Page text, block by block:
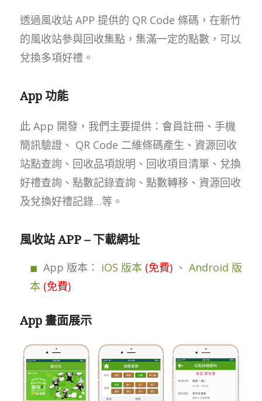
透過風收站 APP 提供的 QR Code 條碼，在新竹
的風收站參與回收集點，集滿一定的點數，可以
兌換多項好禮。
App 功能
此 App 開發，我們主要提供：會員註冊、手機
簡訊驗證、 QR Code 二維條碼產生、資源回收
站點查詢、回收品項說明、回收項目清單、兌換
好禮查詢、點數記錄查詢、點數轉移、資源回收
及兌換好禮記錄…等。
風收站 APP – 下載網址
App 版本： iOS 版本 (免費)、 Android 版
本 (免費)
App 畫面展示